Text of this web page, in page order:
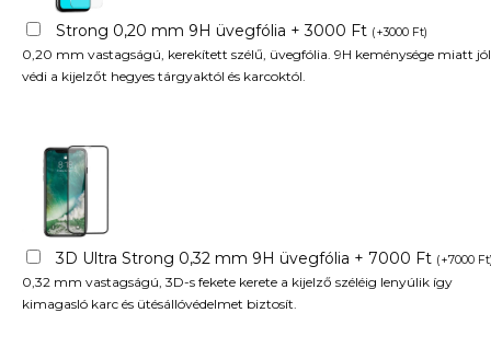
Strong 0,20 mm 9H üvegfólia + 3000 Ft (+3000 Ft)
0,20 mm vastagságú, kerekített szélű, üvegfólia. 9H keménysége miatt jól
védi a kijelzőt hegyes tárgyaktól és karcoktól.
3D Ultra Strong 0,32 mm 9H üvegfólia + 7000 Ft (+7000 Ft
0,32 mm vastagságú, 3D-s fekete kerete a kijelző széléig lenyúlik így
kimagasló karc és ütésállóvédelmet biztosít.